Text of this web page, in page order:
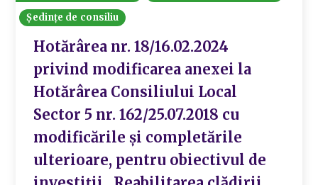
Ședințe de consiliu
Hotărârea nr. 18/16.02.2024
privind modificarea anexei la
Hotărârea Consiliului Local
Sector 5 nr. 162/25.07.2018 cu
modificările și completările
ulterioare, pentru obiectivul de